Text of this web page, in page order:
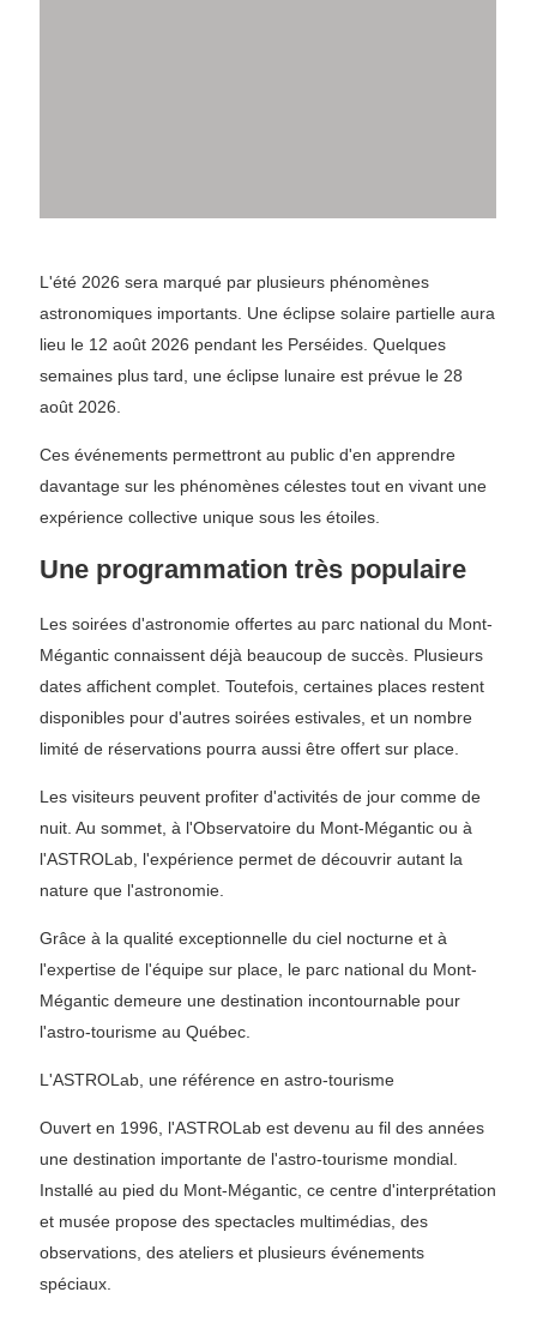
L'été 2026 sera marqué par plusieurs phénomènes
astronomiques importants. Une éclipse solaire partielle aura
lieu le 12 août 2026 pendant les Perséides. Quelques
semaines plus tard, une éclipse lunaire est prévue le 28
août 2026.
Ces événements permettront au public d'en apprendre
davantage sur les phénomènes célestes tout en vivant une
expérience collective unique sous les étoiles.
Une programmation très populaire
Les soirées d'astronomie offertes au parc national du Mont-
Mégantic connaissent déjà beaucoup de succès. Plusieurs
dates affichent complet. Toutefois, certaines places restent
disponibles pour d'autres soirées estivales, et un nombre
limité de réservations pourra aussi être offert sur place.
Les visiteurs peuvent profiter d'activités de jour comme de
nuit. Au sommet, à l'Observatoire du Mont-Mégantic ou à
l'ASTROLab, l'expérience permet de découvrir autant la
nature que l'astronomie.
Grâce à la qualité exceptionnelle du ciel nocturne et à
l'expertise de l'équipe sur place, le parc national du Mont-
Mégantic demeure une destination incontournable pour
l'astro-tourisme au Québec.
L'ASTROLab, une référence en astro-tourisme
Ouvert en 1996, l'ASTROLab est devenu au fil des années
une destination importante de l'astro-tourisme mondial.
Installé au pied du Mont-Mégantic, ce centre d'interprétation
et musée propose des spectacles multimédias, des
observations, des ateliers et plusieurs événements
spéciaux.